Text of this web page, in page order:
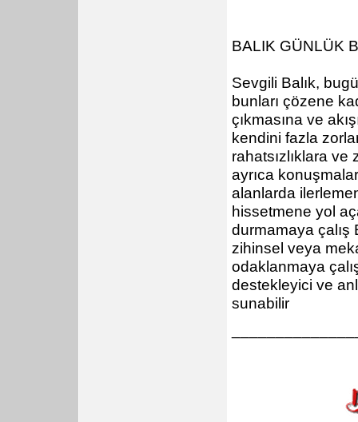
BALIK GÜNLÜK
Sevgili Balık,
bunları çözene
çıkmasına ve
kendini fazla
rahatsızlıklara
ayrıca
alanlarda
hissetmene yol
durmamaya çalış
zihinsel veya
odaklanmaya
destekleyici ve
sunabilir